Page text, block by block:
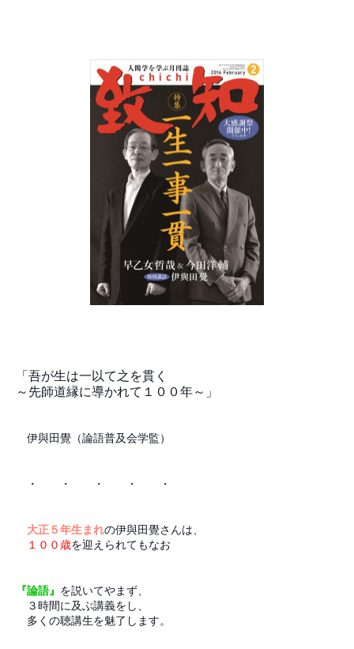
「吾が生は一以て之を貫く
～先師道縁に導かれて１００年～」
伊與田覺（論語普及会学監）
・ ・ ・ ・ ・
大正５年生まれの伊與田覺さんは、
１００歳を迎えられてもなお
『論語』 を説いてやまず、
３時間に及ぶ講義をし、
多くの聴講生を魅了します。